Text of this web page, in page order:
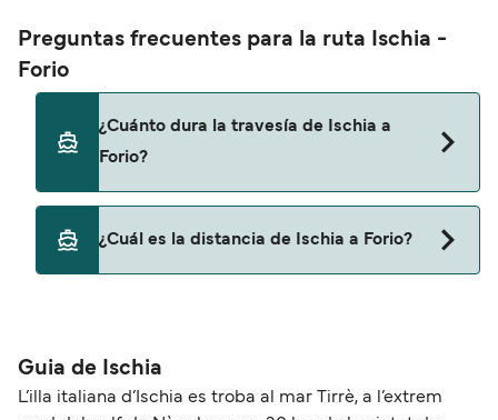
Preguntas frecuentes para la ruta Ischia -
Forio
¿Cuánto dura la travesía de Ischia a
Forio?
Esta ruta no navega actualmente. Consulta
nuestro buscador de ofertas para ver rutas
¿Cuál es la distancia de Ischia a Forio?
Guia de Ischia
L’illa italiana d’Ischia es troba al mar Tirrè, a l’extrem